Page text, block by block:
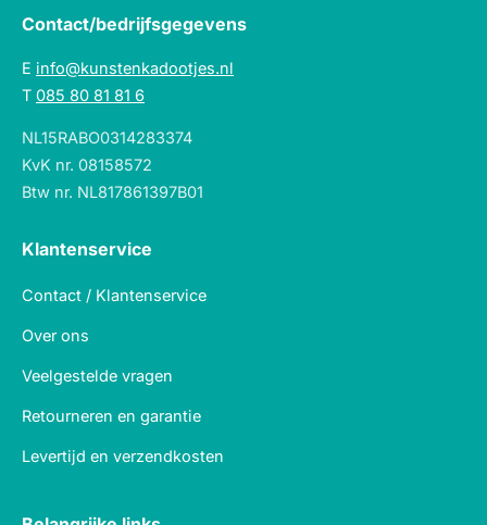
Contact/bedrijfsgegevens
E info@kunstenkadootjes.nl
T 085 80 81 81 6
NL15RABO0314283374
KvK nr. 08158572
Btw nr. NL817861397B01
Klantenservice
Contact / Klantenservice
Over ons
Veelgestelde vragen
Retourneren en garantie
Levertijd en verzendkosten